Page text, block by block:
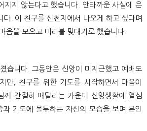
지지 않는다고 했습니다. 안타까운 사실에 은
다. 이 친구를 신천지에서 나오게 하고 싶다며
음을 모으고 머리를 맞대기로 했습니다.
습니다. 그동안은 신앙이 미지근했고 예배도
만, 친구를 위한 기도를 시작하면서 마음이
께 간절히 매달리는 가운데 신앙생활에 열심
기도에 몰두하는 자신의 모습을 보며 본인